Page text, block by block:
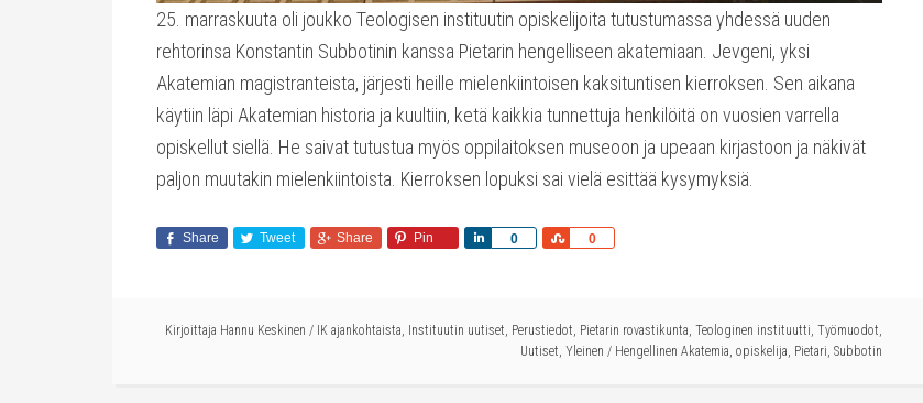
25. marraskuuta oli joukko Teologisen instituutin opiskelijoita tutustumassa yhdessä uuden
rehtorinsa Konstantin Subbotinin kanssa Pietarin hengelliseen akatemiaan. Jevgeni, yksi
Akatemian magistranteista, järjesti heille mielenkiintoisen kaksituntisen kierroksen. Sen aikana
käytiin läpi Akatemian historia ja kuultiin, ketä kaikkia tunnettuja henkilöitä on vuosien varrella
opiskellut siellä. He saivat tutustua myös oppilaitoksen museoon ja upeaan kirjastoon ja näkivät
paljon muutakin mielenkiintoista. Kierroksen lopuksi sai vielä esittää kysymyksiä.
Share Tweet Share Pin 0
Share 0
Share
Kirjoittaja Hannu Keskinen / IK ajankohtaista, Instituutin uutiset, Perustiedot, Pietarin rovastikunta, Teologinen instituutti, Työmuodot,
Uutiset, Yleinen / Hengellinen Akatemia, opiskelija, Pietari, Subbotin